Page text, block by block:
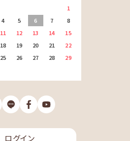
1
4 5 6 7
8
11 12 13 14
15
18 19 20 21
22
25 26 27 28
29
ログイン